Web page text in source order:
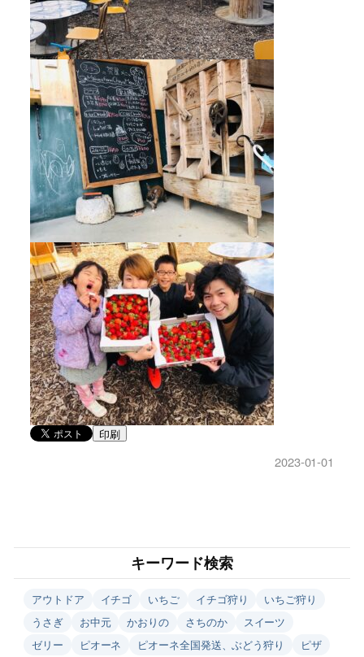
印刷
2023-01-01
キーワード検索
アウトドア イチゴ いちご イチゴ狩り
いちご狩り
うさぎ
お中元 かおりの さちのか
スイーツ
ゼリー
ピオーネ ピオーネ全国発送、ぶどう狩り ピザ